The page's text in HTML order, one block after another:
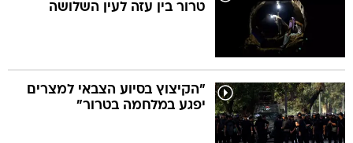
טרור בין עזה לעין השלושה
"הקיצוץ בסיוע הצבאי למצרים
יפגע במלחמה בטרור"